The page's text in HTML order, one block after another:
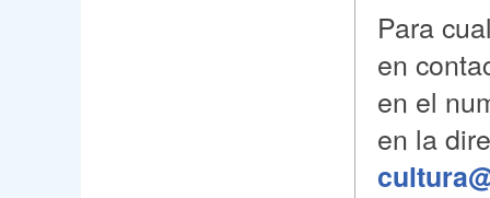
Para
en
en el
en la